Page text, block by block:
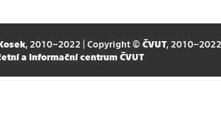
, 2010–2022 | Copyright © ČVUT, 2010–2022
a informační centrum ČVUT